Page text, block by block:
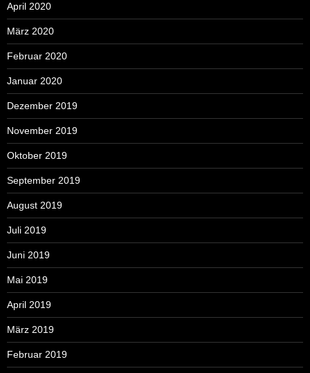
April 2020
März 2020
Februar 2020
Januar 2020
Dezember 2019
November 2019
Oktober 2019
September 2019
August 2019
Juli 2019
Juni 2019
Mai 2019
April 2019
März 2019
Februar 2019